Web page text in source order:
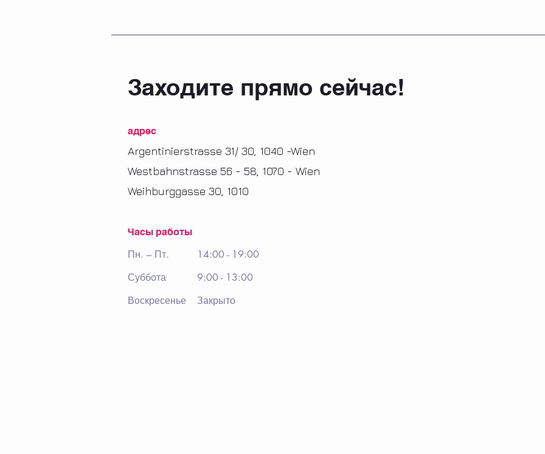
Заходите прямо сейчас!
адрес
Argentinierstrasse 31/ 30, 1040 -Wien
Westbahnstrasse 56 - 58, 1070 - Wien
Weihburggasse 30, 1010
Часы работы
Пн. – Пт.
14:00 - 19:00
Суббота
Воскресенье
9:00 - 13:00
Закрыто